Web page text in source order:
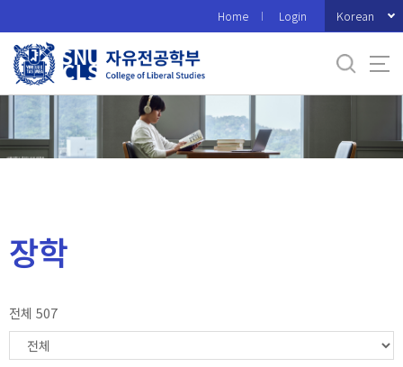
로
메
Home Login Korean
장학
전체 507